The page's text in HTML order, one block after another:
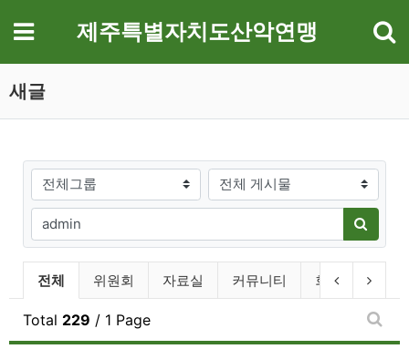
메뉴 제주특별자치도산악연맹
새글
게시판그룹 검색대상
검색어필수
검색하
전체게시물 그룹 목록
전체 위원회 자료실 커뮤니티 회원단체
이전 그룹
다음
Total 229 / 1 Page
새글